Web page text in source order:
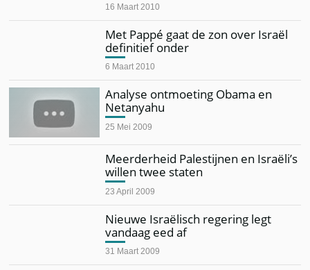
16 Maart 2010
Met Pappé gaat de zon over Israël
definitief onder
6 Maart 2010
Analyse ontmoeting Obama en
Netanyahu
25 Mei 2009
Meerderheid Palestijnen en Israëli’s
willen twee staten
23 April 2009
Nieuwe Israëlisch regering legt
vandaag eed af
31 Maart 2009